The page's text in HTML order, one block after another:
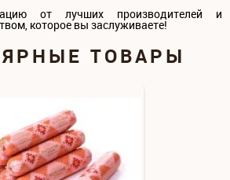
от лучших производителей и
которое вы заслуживаете!
ТОВАРЫ